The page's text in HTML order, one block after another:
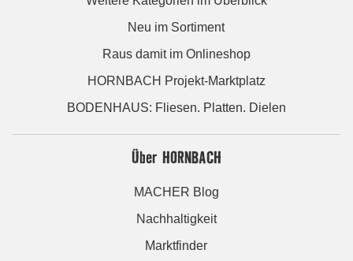
Neu im Sortiment
Raus damit im Onlineshop
HORNBACH Projekt-Marktplatz
BODENHAUS: Fliesen. Platten. Dielen
Über HORNBACH
MACHER Blog
Nachhaltigkeit
Marktfinder